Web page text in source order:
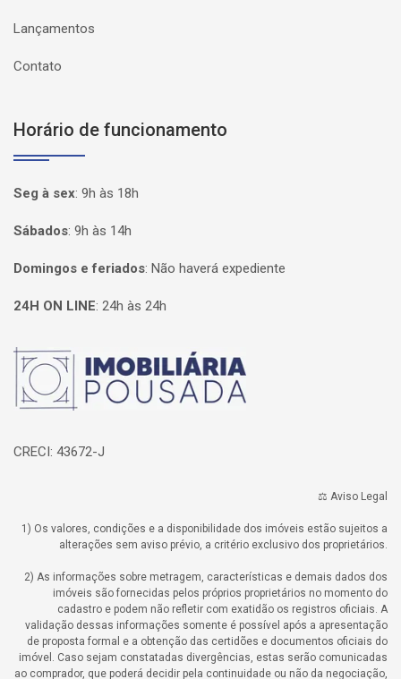
Lançamentos
Contato
Horário de funcionamento
Seg à sex: 9h às 18h
Sábados: 9h às 14h
Domingos e feriados: Não haverá expediente
24H ON LINE: 24h às 24h
Página inicial
CRECI: 43672-J
⚖️ Aviso Legal
1) Os valores, condições e a disponibilidade dos imóveis estão sujeitos a
alterações sem aviso prévio, a critério exclusivo dos proprietários.
2) As informações sobre metragem, características e demais dados dos
imóveis são fornecidas pelos próprios proprietários no momento do
cadastro e podem não refletir com exatidão os registros oficiais. A
validação dessas informações somente é possível após a apresentação
de proposta formal e a obtenção das certidões e documentos oficiais do
imóvel. Caso sejam constatadas divergências, estas serão comunicadas
ao comprador, que poderá decidir pela continuidade ou não da negociação,